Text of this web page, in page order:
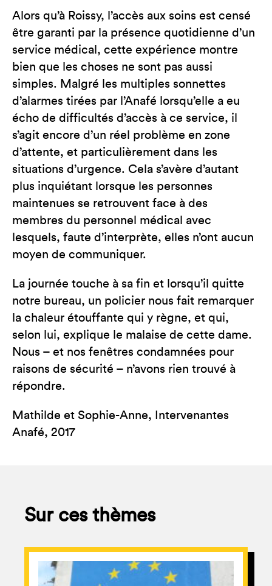
Alors qu’à Roissy, l’accès aux soins est censé
être garanti par la présence quotidienne d’un
service médical, cette expérience montre
bien que les choses ne sont pas aussi
simples. Malgré les multiples sonnettes
d’alarmes tirées par l’Anafé lorsqu’elle a eu
écho de difficultés d’accès à ce service, il
s’agit encore d’un réel problème en zone
d’attente, et particulièrement dans les
situations d’urgence. Cela s’avère d’autant
plus inquiétant lorsque les personnes
maintenues se retrouvent face à des
membres du personnel médical avec
lesquels, faute d’interprète, elles n’ont aucun
moyen de communiquer.
La journée touche à sa fin et lorsqu’il quitte
notre bureau, un policier nous fait remarquer
la chaleur étouffante qui y règne, et qui,
selon lui, explique le malaise de cette dame.
Nous – et nos fenêtres condamnées pour
raisons de sécurité – n’avons rien trouvé à
répondre.
Mathilde et Sophie-Anne, Intervenantes
Anafé, 2017
Sur ces thèmes